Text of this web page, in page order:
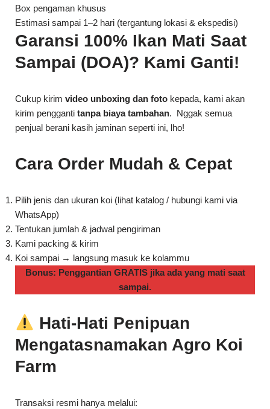
Box pengaman khusus
Estimasi sampai 1–2 hari (tergantung lokasi & ekspedisi)
Garansi 100% Ikan Mati Saat
Sampai (DOA)? Kami Ganti!
Cukup kirim video unboxing dan foto kepada, kami akan
kirim pengganti tanpa biaya tambahan. Nggak semua
penjual berani kasih jaminan seperti ini, lho!
Cara Order Mudah & Cepat
Pilih jenis dan ukuran koi (lihat katalog / hubungi kami via
WhatsApp)
Tentukan jumlah & jadwal pengiriman
Kami packing & kirim
Koi sampai → langsung masuk ke kolammu
Bonus: Penggantian GRATIS jika ada yang mati saat
sampai.
Hati-Hati Penipuan
Mengatasnamakan Agro Koi
Farm
Transaksi resmi hanya melalui: